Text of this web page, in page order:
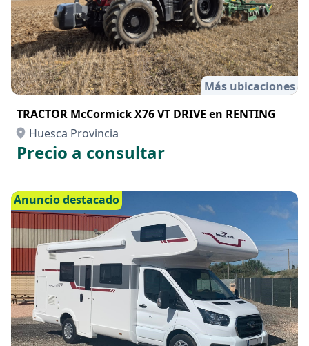
Más ubicaciones
TRACTOR McCormick X76 VT DRIVE en RENTING
Huesca Provincia
Precio a consultar
Anuncio destacado